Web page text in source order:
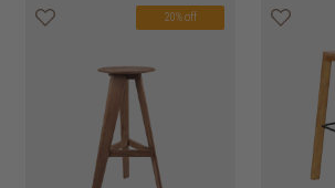
20% off